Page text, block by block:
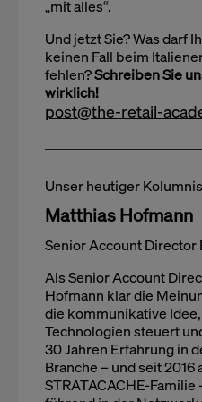
„mit alles“.
Und jetzt Sie? Was darf
keinen Fall beim
fehlen?Schreiben Sie
wirklich!
post@the-retail-
Unser heutiger
Matthias Hofmann
Senior Account Director
Als Senior Account
Hofmann klar die
die kommunikative
Technologien steuert
30 Jahren Erfahrung in
Branche – und seit 2016
STRATACACHE-